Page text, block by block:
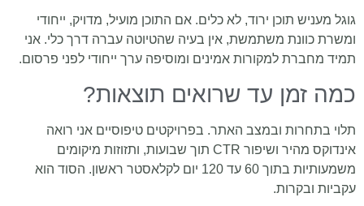
גוגל מעניש תוכן ירוד, לא כלים. אם התוכן מועיל, מדויק, ייחודי
ומשרת כוונת משתמשת, אין בעיה שהטיוטה עברה דרך כלי. אני
תמיד מחברת למקורות אמינים ומוסיפה ערך ייחודי לפני פרסום.
כמה זמן עד שרואים תוצאות?
תלוי בתחרות ובמצב האתר. בפרויקטים טיפוסיים אני רואה
אינדוקס מהיר ושיפור CTR תוך שבועות, ותזוזות מיקומים
משמעותיות בתוך 60 עד 120 יום לקלאסטר ראשון. הסוד הוא
עקביות ובקרות.